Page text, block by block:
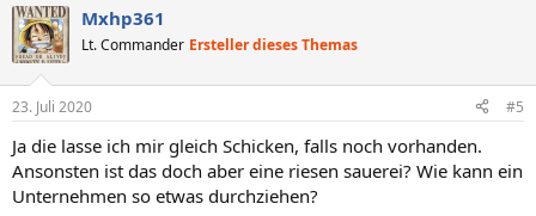
k
t
i
e
:
Mxhp361
Lt. Commander Ersteller dieses Themas
23. Juli 2020 #5
Ja die lasse ich mir gleich Schicken, falls noch vorhanden.
Ansonsten ist das doch aber eine riesen sauerei? Wie kann ein
Unternehmen so etwas durchziehen?